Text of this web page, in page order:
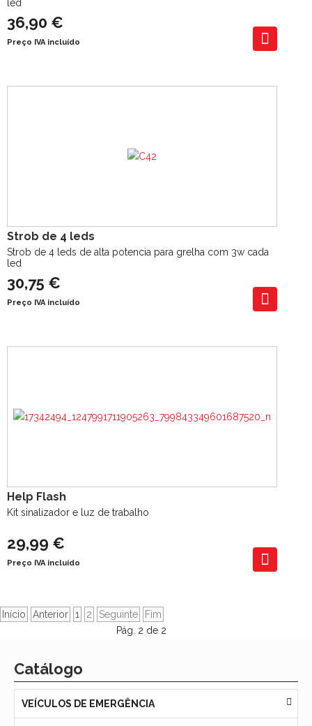
led
36,90 €
Preço IVA incluído
Strob de 4 leds
Strob de 4 leds de alta potencia para grelha com 3w cada
led
30,75 €
Preço IVA incluído
Help Flash
Kit sinalizador e luz de trabalho
29,99 €
Preço IVA incluído
Início Anterior 1 2 Seguinte
Fim
Pág. 2 de 2
Catálogo
VEÍCULOS DE EMERGÊNCIA